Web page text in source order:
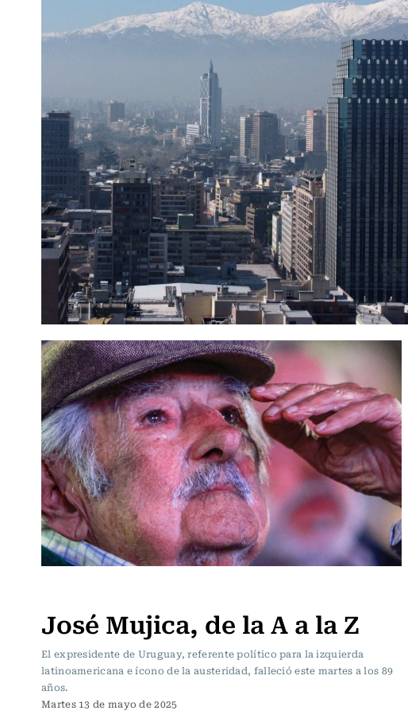
José Mujica, de la A a la Z
El expresidente de Uruguay, referente político para la izquierda
latinoamericana e ícono de la austeridad, falleció este martes a los 89
años.
Martes 13 de mayo de 2025